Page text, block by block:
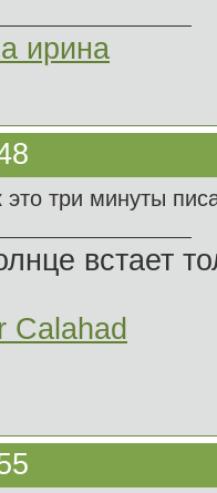
ирина
это три минуты
встает
Calahad